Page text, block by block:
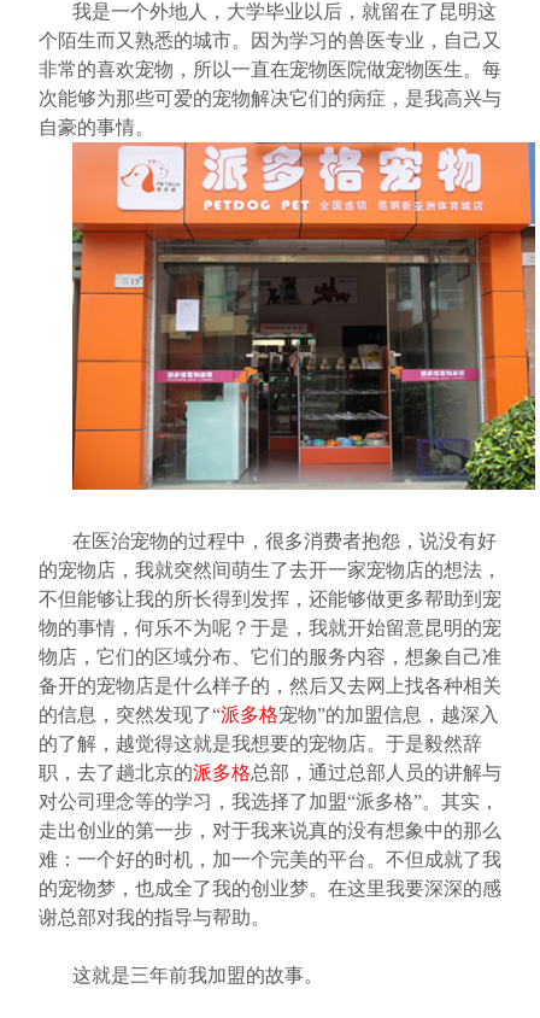
我是一个外地人，大学毕业以后，就留在了昆明这
个陌生而又熟悉的城市。因为学习的兽医专业，自己又
非常的喜欢宠物，所以一直在宠物医院做宠物医生。每
次能够为那些可爱的宠物解决它们的病症，是我高兴与
自豪的事情。
在医治宠物的过程中，很多消费者抱怨，说没有好
的宠物店，我就突然间萌生了去开一家宠物店的想法，
不但能够让我的所长得到发挥，还能够做更多帮助到宠
物的事情，何乐不为呢？于是，我就开始留意昆明的宠
物店，它们的区域分布、它们的服务内容，想象自己准
备开的宠物店是什么样子的，然后又去网上找各种相关
的信息，突然发现了“派多格宠物”的加盟信息，越深入
的了解，越觉得这就是我想要的宠物店。于是毅然辞
职，去了趟北京的派多格总部，通过总部人员的讲解与
对公司理念等的学习，我选择了加盟“派多格”。其实，
走出创业的第一步，对于我来说真的没有想象中的那么
难：一个好的时机，加一个完美的平台。不但成就了我
的宠物梦，也成全了我的创业梦。在这里我要深深的感
谢总部对我的指导与帮助。
这就是三年前我加盟的故事。